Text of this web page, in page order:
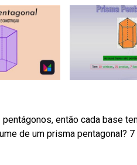
então cada base
de um prisma pentagonal?